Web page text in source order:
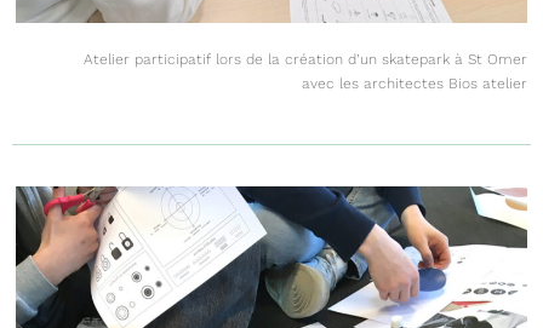
Atelier participatif lors de la création d’un skatepark à St Omer
avec les architectes Bios atelier